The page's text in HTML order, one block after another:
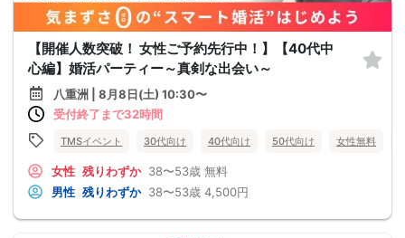
【開催人数突破！ 女性ご予約先行中！】【40代中
心編】婚活パーティー～真剣な出会い～
八重洲 | 8月8日(土) 10:30〜
受付終了まで32時間
TMSイベント 30代向け 40代向け 50代向け 女性無料
女性 残りわずか 38〜53歳 無料
男性 残りわずか 38〜53歳 4,500円